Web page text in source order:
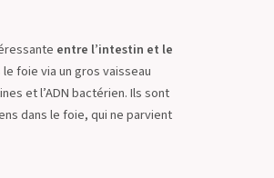
entre l’intestin et le
foie via un gros vaisseau
et l’ADN bactérien. Ils sont
dans le foie, qui ne parvient